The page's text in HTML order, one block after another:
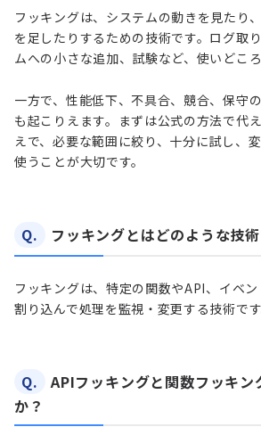
フッキングは、システムの動きを見たり
を足したりするための技術です。ログ取
ムへの小さな追加、試験など、使いどこ
一方で、性能低下、不具合、競合、保守
も起こりえます。まずは公式の方法で代
えで、必要な範囲に絞り、十分に試し、
使うことが大切です。
Q. フッキングとはどのような技
フッキングは、特定の関数やAPI、イベ
割り込んで処理を監視・変更する技術です
Q.
APIフッキングと関数フッキン
か？